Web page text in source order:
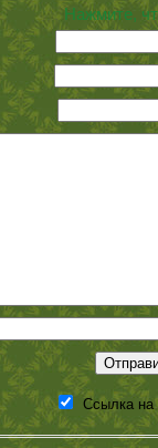
Нажмите,
Ссылка